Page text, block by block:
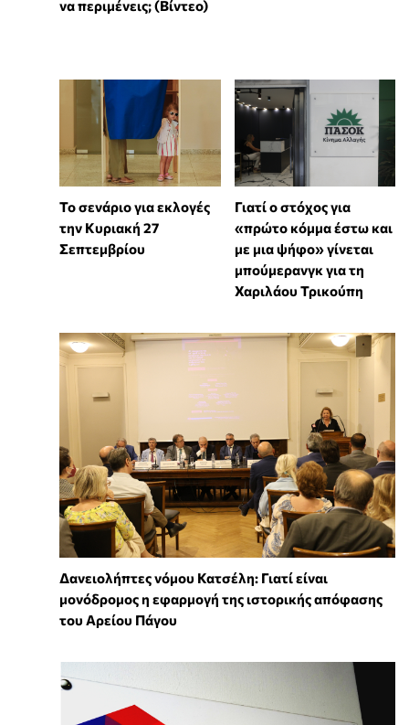
να περιμένεις; (Βίντεο)
Το σενάριο για εκλογές
την Κυριακή 27
Σεπτεμβρίου
Γιατί ο στόχος για
«πρώτο κόμμα έστω και
με μια ψήφο» γίνεται
μπούμερανγκ για τη
Χαριλάου Τρικούπη
Δανειολήπτες νόμου Κατσέλη: Γιατί είναι
μονόδρομος η εφαρμογή της ιστορικής απόφασης
του Αρείου Πάγου